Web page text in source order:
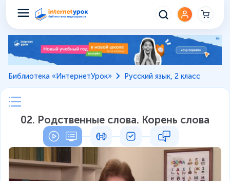
Библиотека «ИнтернетУрок» Русский язык, 2 класс
02. Родственные слова. Корень слова